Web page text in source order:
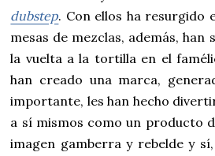
dubstep. Con ellos ha resurgido
mesas de mezclas, además, han
la vuelta a la tortilla en el
han creado una marca,
importante, les han hecho
a sí mismos como un producto
imagen gamberra y rebelde y